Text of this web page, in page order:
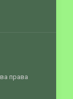
права